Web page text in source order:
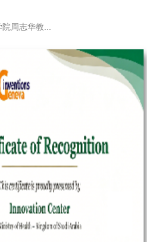
周志华教...